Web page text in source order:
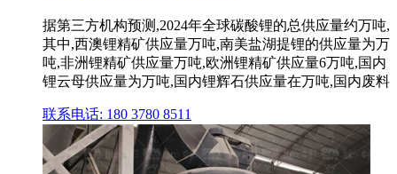
据第三方机构预测,2024年全球碳酸锂的总供应量约万吨,
其中,西澳锂精矿供应量万吨,南美盐湖提锂的供应量为万
吨,非洲锂精矿供应量万吨,欧洲锂精矿供应量6万吨,国内
锂云母供应量为万吨,国内锂辉石供应量在万吨,国内废料
联系电话: 180 3780 8511